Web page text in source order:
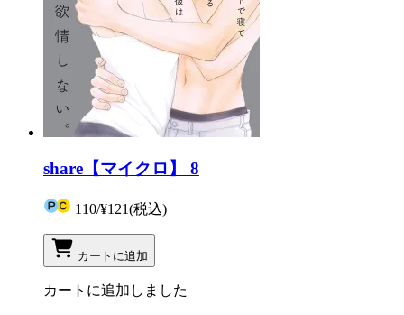
share【マイクロ】 8
110/¥121(税込)
カートに追加
カートに追加しました